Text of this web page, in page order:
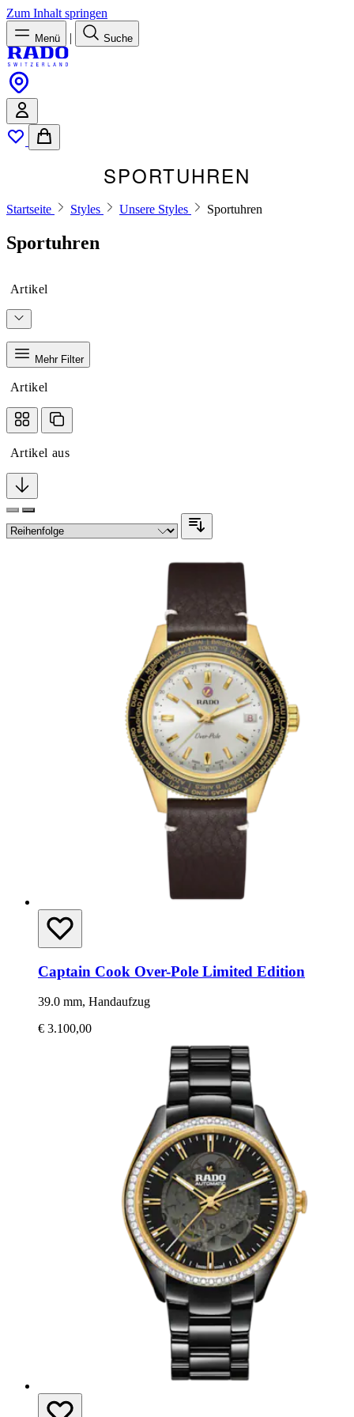
Zum Inhalt springen
Menü | Suche
SPORTUHREN
Startseite Styles Unsere Styles Sportuhren
Sportuhren
Artikel
Mehr Filter
Artikel
Artikel aus
Captain Cook Over-Pole Limited Edition
39.0 mm, Handaufzug
€ 3.100,00